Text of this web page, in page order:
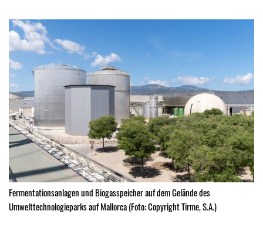
Fermentationsanlagen und Biogasspeicher auf dem Gelände des
Umwelttechnologieparks auf Mallorca (Foto: Copyright Tirme, S.A.)